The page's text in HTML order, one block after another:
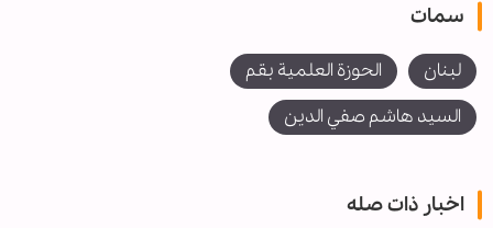
سمات
لبنان
الحوزة العلمية بقم
السيد هاشم صفي الدين
اخبار ذات صله